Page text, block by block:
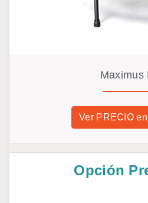
Maximus
Ver PRECIO
Opción